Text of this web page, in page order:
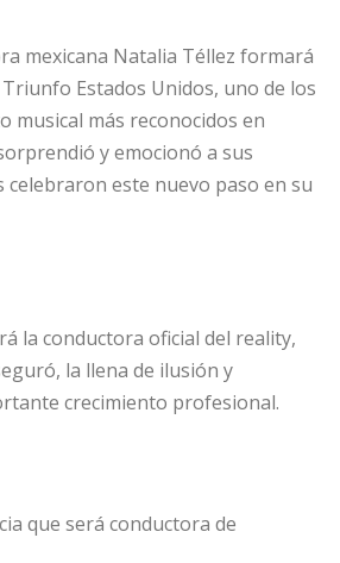
mexicana Natalia Téllez formará
Estados Unidos, uno de los
musical más reconocidos en
y emocionó a sus
celebraron este nuevo paso en su
la conductora oficial del reality,
la llena de ilusión y
crecimiento profesional.
que será conductora de